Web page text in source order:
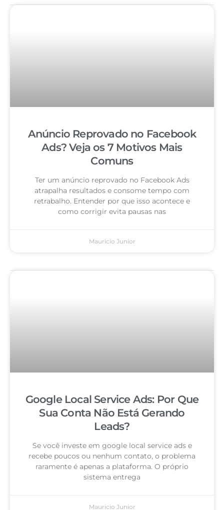
Anúncio Reprovado no Facebook
Ads? Veja os 7 Motivos Mais
Comuns
Ter um anúncio reprovado no Facebook Ads
atrapalha resultados e consome tempo com
retrabalho. Entender por que isso acontece e
como corrigir evita pausas nas
Mauricio Junior
Google Local Service Ads: Por Que
Sua Conta Não Está Gerando
Leads?
Se você investe em google local service ads e
recebe poucos ou nenhum contato, o problema
raramente é apenas a plataforma. O próprio
sistema entrega
Mauricio Junior